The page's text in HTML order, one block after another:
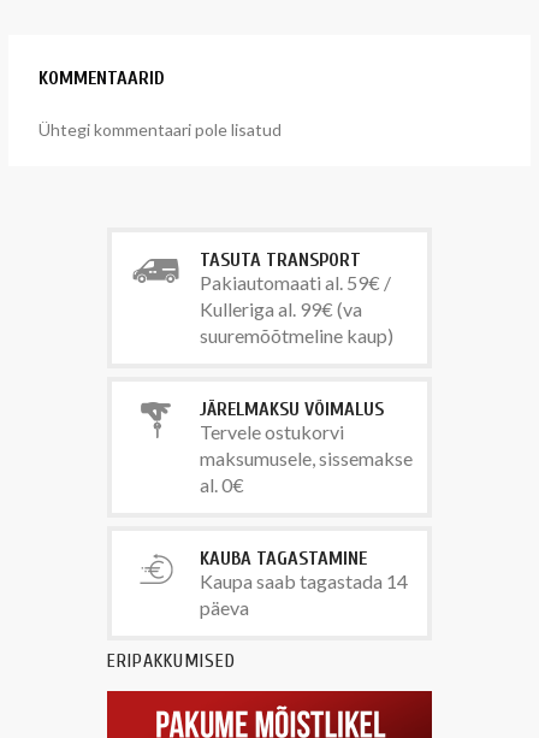
KOMMENTAARID
Ühtegi kommentaari pole lisatud
TASUTA TRANSPORT
Pakiautomaati al. 59€ /
Kulleriga al. 99€ (va
suuremõõtmeline kaup)
JÄRELMAKSU VÕIMALUS
Tervele ostukorvi
maksumusele, sissemakse
al. 0€
KAUBA TAGASTAMINE
Kaupa saab tagastada 14
päeva
ERIPAKKUMISED